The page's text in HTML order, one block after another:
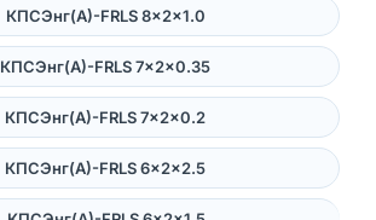
КПСЭнг(А)-FRLS 8×2×1.0
КПСЭнг(А)-FRLS 7×2×0.35
КПСЭнг(А)-FRLS 7×2×0.2
КПСЭнг(А)-FRLS 6×2×2.5